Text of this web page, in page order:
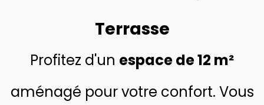
Terrasse
Profitez d'un espace de 12 m²
aménagé pour votre confort. Vous